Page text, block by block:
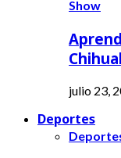
Show
julio 23,
Deportes